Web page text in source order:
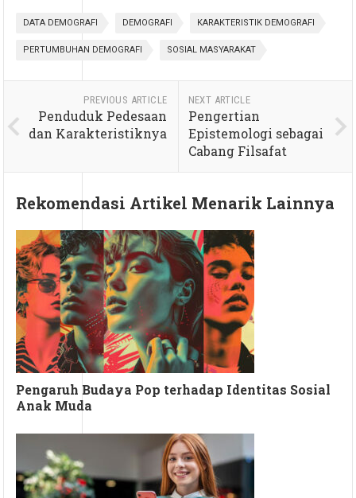
DATA DEMOGRAFI DEMOGRAFI KARAKTERISTIK DEMOGRAFI
PERTUMBUHAN DEMOGRAFI SOSIAL MASYARAKAT
PREVIOUS ARTICLE
Penduduk Pedesaan
dan Karakteristiknya
NEXT ARTICLE
Pengertian
Epistemologi sebagai
Cabang Filsafat
Rekomendasi Artikel Menarik Lainnya
Pengaruh Budaya Pop terhadap Identitas Sosial
Anak Muda